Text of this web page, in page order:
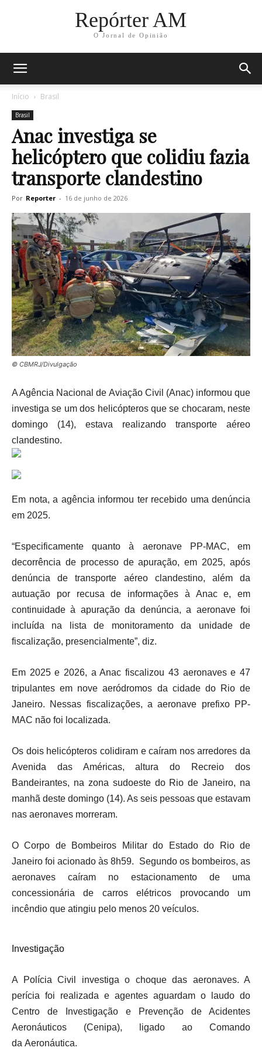
Repórter AM
O Jornal de Opinião
Início Brasil
Brasil
Anac investiga se
helicóptero que colidiu fazia
transporte clandestino
Por Reporter - 16 de junho de 2026
© CBMRJ/Divulgação
A Agência Nacional de Aviação Civil (Anac) informou que
investiga se um dos helicópteros que se chocaram, neste
domingo (14), estava realizando transporte aéreo
clandestino.
Em nota, a agência informou ter recebido uma denúncia
em 2025.
“Especificamente quanto à aeronave PP-MAC, em
decorrência de processo de apuração, em 2025, após
denúncia de transporte aéreo clandestino, além da
autuação por recusa de informações à Anac e, em
continuidade à apuração da denúncia, a aeronave foi
incluída na lista de monitoramento da unidade de
fiscalização, presencialmente”, diz.
Em 2025 e 2026, a Anac fiscalizou 43 aeronaves e 47
tripulantes em nove aeródromos da cidade do Rio de
Janeiro. Nessas fiscalizações, a aeronave prefixo PP-
MAC não foi localizada.
Os dois helicópteros colidiram e caíram nos arredores da
Avenida das Américas, altura do Recreio dos
Bandeirantes, na zona sudoeste do Rio de Janeiro, na
manhã deste domingo (14). As seis pessoas que estavam
nas aeronaves morreram.
O Corpo de Bombeiros Militar do Estado do Rio de
Janeiro foi acionado às 8h59. Segundo os bombeiros, as
aeronaves caíram no estacionamento de uma
concessionária de carros elétricos provocando um
incêndio que atingiu pelo menos 20 veículos.
Investigação
A Polícia Civil investiga o choque das aeronaves. A
perícia foi realizada e agentes aguardam o laudo do
Centro de Investigação e Prevenção de Acidentes
Aeronáuticos (Cenipa), ligado ao Comando
da Aeronáutica.